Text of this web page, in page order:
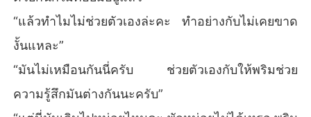
“แล้วทำไมไม่ช่วยตัวเองล่ะคะ ทำอย่างกับไม่เคยขาด
งั้นแหละ”
“มันไม่เหมือนกันนี่ครับ ช่วยตัวเองกับให้พริมช่วย
ความรู้สึกมันต่างกันนะครับ”